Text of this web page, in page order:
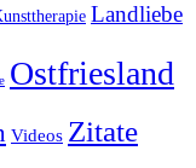
Landliebe
Ostfriesland
Videos Zitate